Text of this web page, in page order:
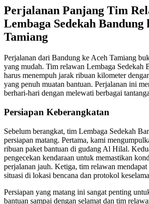
Perjalanan Panjang Tim
Lembaga Sedekah Bandung
Tamiang
Perjalanan dari Bandung ke Aceh Tamiang
yang mudah. Tim relawan Lembaga Sedekah
harus menempuh jarak ribuan kilometer
yang penuh muatan bantuan. Perjalanan ini
berhari-hari dengan melewati berbagai
Persiapan Keberangkatan
Sebelum berangkat, tim Lembaga Sedekah
persiapan matang. Pertama, kami
ribuan paket bantuan di gudang Al Hilal.
pengecekan kendaraan untuk memastikan
perjalanan jauh. Ketiga, tim relawan
situasi di lokasi bencana dan protokol
Persiapan yang matang ini sangat penting
bantuan sampai dengan selamat dan tim